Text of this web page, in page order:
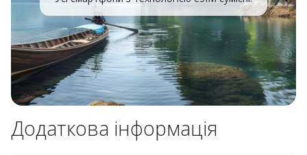
Додаткова інформація